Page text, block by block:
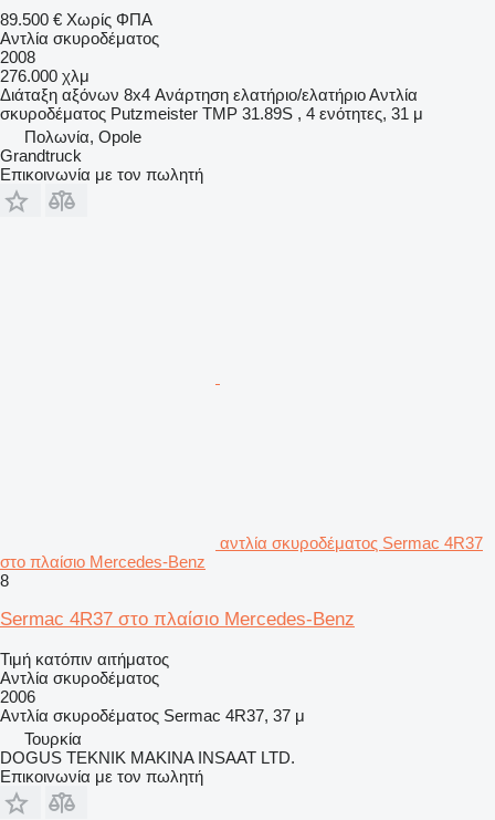
89.500 € Χωρίς ΦΠΑ
Αντλία σκυροδέματος
2008
276.000 χλμ
Διάταξη αξόνων 8x4 Ανάρτηση ελατήριο/ελατήριοΑντλία
σκυροδέματος Putzmeister TMP 31.89S , 4 ενότητες, 31 μ
Πολωνία, Opole
Grandtruck
Επικοινωνία με τον πωλητή
αντλία σκυροδέματος Sermac 4R37
στο πλαίσιο Mercedes-Benz
8
Sermac 4R37 στο πλαίσιο Mercedes-Benz
Τιμή κατόπιν αιτήματος
Αντλία σκυροδέματος
2006
Αντλία σκυροδέματος Sermac 4R37, 37 μ
Τουρκία
DOGUS TEKNIK MAKINA INSAAT LTD.
Επικοινωνία με τον πωλητή